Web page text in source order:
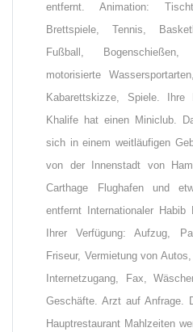
entfernt. Animation:
Brettspiele, Tennis,
Fußball,
motorisierte
Kabarettskizze, Spiele.
Khalife hat einen Miniclub.
sich in einem weitläufigen
von der Innenstadt von
Carthage Flughafen und
entfernt Internationaler
Ihrer Verfügung: Aufzug,
Friseur, Vermietung von
Internetzugang, Fax,
Geschäfte. Arzt auf Anfrage.
Hauptrestaurant Mahlzeiten